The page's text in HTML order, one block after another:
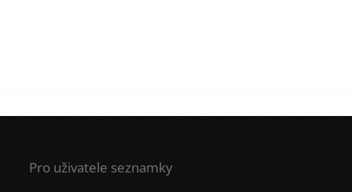
Pro uživatele seznamky